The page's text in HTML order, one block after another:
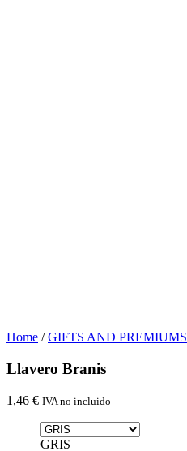
Home /GIFTS AND PREMIUMS
Llavero Branis
1,46 € IVA no incluido
GRIS